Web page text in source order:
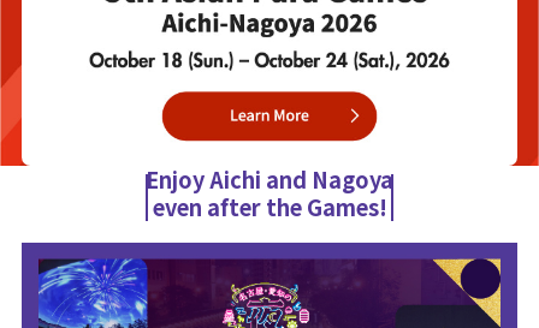
Enjoy Aichi and Nagoya
even after the Games!